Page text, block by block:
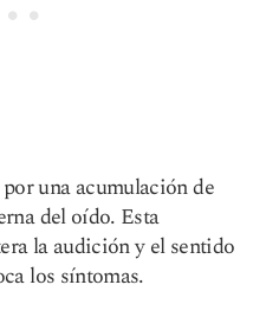
una acumulación de
del oído. Esta
la audición y el sentido
los síntomas.